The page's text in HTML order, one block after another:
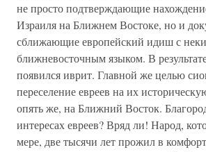
не просто подтверждающие
Израиля на Ближнем Востоке, но и
сближающие европейский идиш с
ближневосточным языком. В
появился иврит. Главной же целью
переселение евреев на их
опять же, на Ближний Восток.
интересах евреев? Вряд ли! Народ,
мере, две тысячи лет прожил в